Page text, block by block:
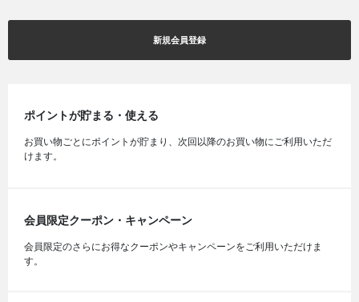
新規会員登録
ポイントが貯まる・使える
お買い物ごとにポイントが貯まり、次回以降のお買い物にご利用いただ
けます。
会員限定クーポン・キャンペーン
会員限定のさらにお得なクーポンやキャンペーンをご利用いただけま
す。